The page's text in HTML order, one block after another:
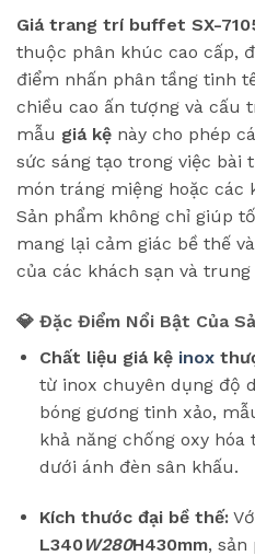
Giá trang trí buffet SX-
thuộc phân khúc cao cấp,
điểm nhấn phân tầng tinh
chiều cao ấn tượng và cấu
mẫu giá kệ này cho phép
sức sáng tạo trong việc bài
món tráng miệng hoặc các
Sản phẩm không chỉ giúp
mang lại cảm giác bề thế
của các khách sạn và
💎 Đặc Điểm Nổi Bật Của
Chất liệu giá kệ inox
từ inox chuyên dụng độ
bóng gương tinh xảo,
khả năng chống oxy
dưới ánh đèn sân khấu.
Kích thước đại bề thế:
L340W280H430mm, sản